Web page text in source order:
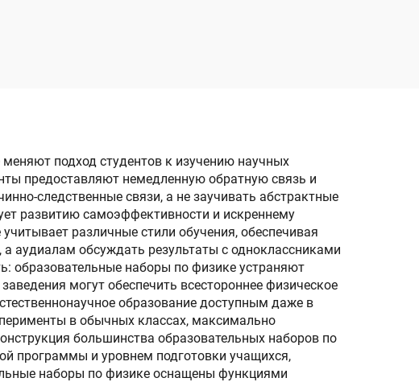
подход студентов к изучению научных
предоставляют немедленную обратную связь и
следственные связи, а не заучивать абстрактные
развитию самоэффективности и искреннему
различные стили обучения, обеспечивая
аудиалам обсуждать результаты с одноклассниками
образовательные наборы по физике устраняют
могут обеспечить всестороннее физическое
образование доступным даже в
в обычных классах, максимально
большинства образовательных наборов по
программы и уровнем подготовки учащихся,
наборы по физике оснащены функциями